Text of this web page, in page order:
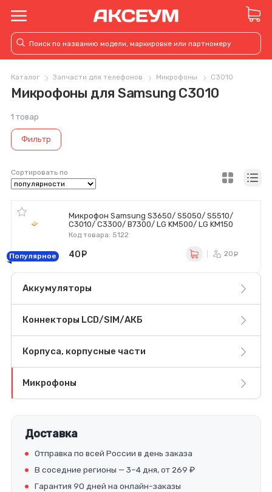
Каталог Запчасти для телефонов Микрофоны C3010
Микрофоны для Samsung C3010
1 товар
Фильтр
Сортировать по
Микрофон Samsung S3650/ S5050/ S5510/
C3010/ C3300/ B7300/ LG KM500/ LG KM150
Код товара: 5122
Популярное 40 20
Аккумуляторы
Коннекторы LCD/SIM/АКБ
Корпуса, корпусные части
Микрофоны
Доставка
Отправка по всей России в день заказа
В соседние регионы — 3–4 дня, от 269 ₽
Гарантия 90 дней на онлайн-заказы